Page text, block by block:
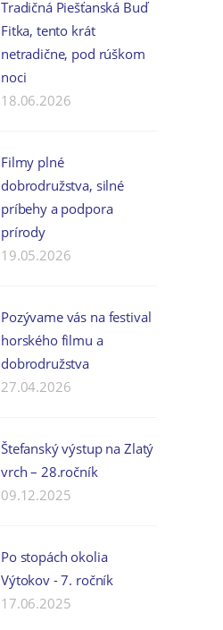
Tradičná Piešťanská Buď
Fitka, tento krát
netradične, pod rúškom
noci
18.06.2026
Filmy plné
dobrodružstva, silné
príbehy a podpora
prírody
19.05.2026
Pozývame vás na festival
horského filmu a
dobrodružstva
27.04.2026
Štefanský výstup na Zlatý
vrch – 28.ročník
09.12.2025
Po stopách okolia
Výtokov - 7. ročník
17.06.2025